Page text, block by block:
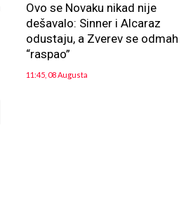
Ovo se Novaku nikad nije
dešavalo: Sinner i Alcaraz
odustaju, a Zverev se odmah
“raspao”
11:45, 08 Augusta